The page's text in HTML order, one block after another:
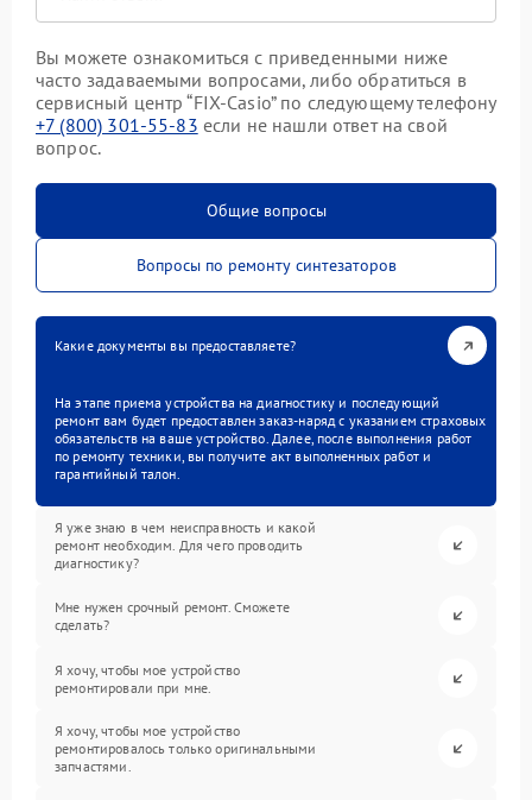
Вы можете ознакомиться с приведенными ниже
часто задаваемыми вопросами, либо обратиться в
сервисный центр “FIX-Casio” по следующему телефону
+7 (800) 301-55-83 если не нашли ответ на свой
вопрос.
Общие вопросы
Вопросы по ремонту синтезаторов
Какие документы вы предоставляете?
На этапе приема устройства на диагностику и последующий
ремонт вам будет предоставлен заказ-наряд с указанием страховых
обязательств на ваше устройство. Далее, после выполнения работ
по ремонту техники, вы получите акт выполненных работ и
гарантийный талон.
Я уже знаю в чем неисправность и какой
ремонт необходим. Для чего проводить
диагностику?
Мне нужен срочный ремонт. Сможете
сделать?
Я хочу, чтобы мое устройство
ремонтировали при мне.
Я хочу, чтобы мое устройство
ремонтировалось только оригинальными
запчастями.